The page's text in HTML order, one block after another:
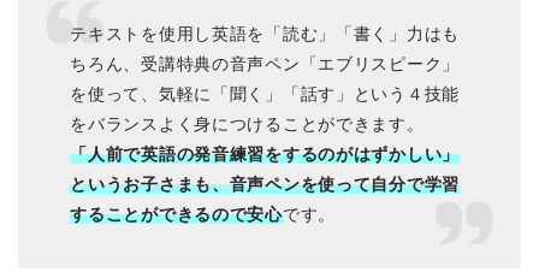
テキストを使用し英語を「読む」「書く」力はも
ちろん、受講特典の音声ペン「エブリスピーク」
を使って、気軽に「聞く」「話す」という４技能
をバランスよく身につけることができます。
「人前で英語の発音練習をするのがはずかしい」
というお子さまも、音声ペンを使って自分で学習
することができるので安心です。